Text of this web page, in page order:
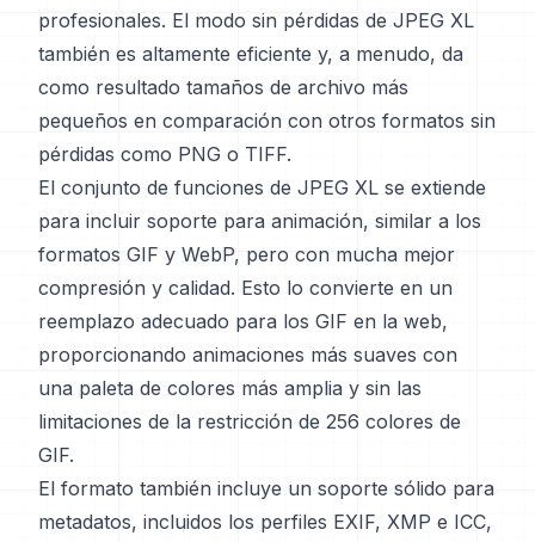
profesionales. El modo sin pérdidas de JPEG XL
también es altamente eficiente y, a menudo, da
como resultado tamaños de archivo más
pequeños en comparación con otros formatos sin
pérdidas como PNG o TIFF.
El conjunto de funciones de JPEG XL se extiende
para incluir soporte para animación, similar a los
formatos GIF y WebP, pero con mucha mejor
compresión y calidad. Esto lo convierte en un
reemplazo adecuado para los GIF en la web,
proporcionando animaciones más suaves con
una paleta de colores más amplia y sin las
limitaciones de la restricción de 256 colores de
GIF.
El formato también incluye un soporte sólido para
metadatos, incluidos los perfiles EXIF, XMP e ICC,